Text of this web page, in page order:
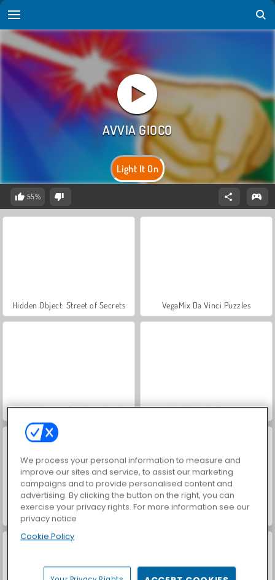
Light It On
55%
Hidden Object: Street of Secrets VegaMix Da Vinci Puzzles
ASMR Makeover & Makeup Studio World War 2 Shooter
Farm Merge Valley
We process your personal information to measure and
improve our sites and service, to assist our marketing
campaigns and to provide personalised content and
advertising. By clicking the button on the right, you can
exercise your privacy rights. For more information see our
privacy notice
Cookie Policy